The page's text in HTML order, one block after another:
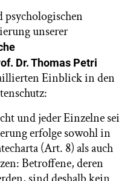
psychologischen
unserer
Dr. Thomas Petri
Einblick in den
und jeder Einzelne sei
erfolge sowohl in
(Art. 8) als auch
Betroffene, deren